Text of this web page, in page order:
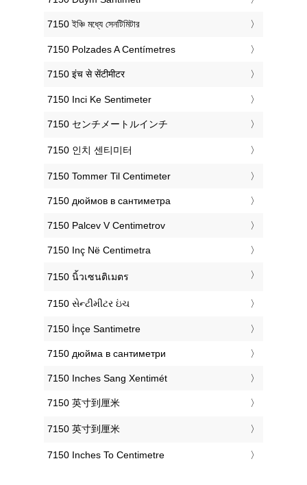
‎7150 ইঞ্চি মধ্যে সেনটিমিটার
‎7150 Polzades A Centímetres
‎7150 इंच से सेंटीमीटर
‎7150 Inci Ke Sentimeter
‎7150 センチメートルインチ
‎7150 인치 센티미터
‎7150 Tommer Til Centimeter
‎7150 дюймов в сантиметра
‎7150 Palcev V Centimetrov
‎7150 Inç Në Centimetra
‎7150 นิ้วเซนติเมตร
‎7150 સેન્ટીમીટર ઇંચ
‎7150 İnçe Santimetre
‎7150 дюйма в сантиметри
‎7150 Inches Sang Xentimét
‎7150 英寸到厘米
‎7150 英寸到厘米
‎7150 Inches To Centimetre